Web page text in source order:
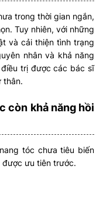
trong thời gian ngắn,
Tuy nhiên, với những
và cải thiện tình trạng
nhân và khả năng
trị được các bác sĩ
thân.
còn khả năng hồi
tóc chưa tiêu biến
được ưu tiên trước.